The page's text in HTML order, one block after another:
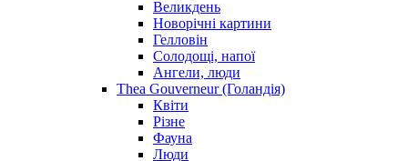
Великдень
Новорічні картини
Гелловін
Солодощі, напої
Ангели, люди
Thea Gouverneur (Голандія)
Квіти
Різне
Фауна
Люди